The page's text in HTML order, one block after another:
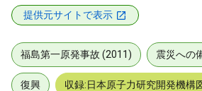
提供元サイトで表示
福島第一原発事故 (2011) 震災への
復興 収録:日本原子力研究開発機構